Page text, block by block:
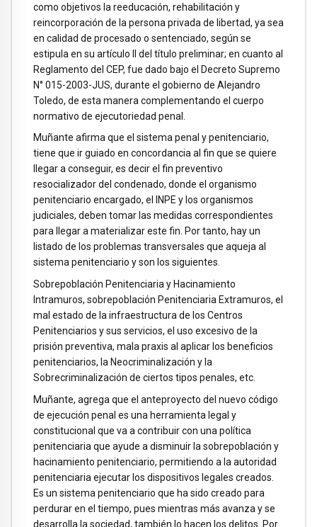
como objetivos la reeducación, rehabilitación y
reincorporación de la persona privada de libertad, ya sea
en calidad de procesado o sentenciado, según se
estipula en su artículo II del título preliminar; en cuanto al
Reglamento del CEP, fue dado bajo el Decreto Supremo
N° 015-2003-JUS, durante el gobierno de Alejandro
Toledo, de esta manera complementando el cuerpo
normativo de ejecutoriedad penal.
Muñante afirma que el sistema penal y penitenciario,
tiene que ir guiado en concordancia al fin que se quiere
llegar a conseguir, es decir el fin preventivo
resocializador del condenado, donde el organismo
penitenciario encargado, el INPE y los organismos
judiciales, deben tomar las medidas correspondientes
para llegar a materializar este fin. Por tanto, hay un
listado de los problemas transversales que aqueja al
sistema penitenciario y son los siguientes.
Sobrepoblación Penitenciaria y Hacinamiento
Intramuros, sobrepoblación Penitenciaria Extramuros, el
mal estado de la infraestructura de los Centros
Penitenciarios y sus servicios, el uso excesivo de la
prisión preventiva, mala praxis al aplicar los beneficios
penitenciarios, la Neocriminalización y la
Sobrecriminalización de ciertos tipos penales, etc.
Muñante, agrega que el anteproyecto del nuevo código
de ejecución penal es una herramienta legal y
constitucional que va a contribuir con una política
penitenciaria que ayude a disminuir la sobrepoblación y
hacinamiento penitenciario, permitiendo a la autoridad
penitenciaria ejecutar los dispositivos legales creados.
Es un sistema penitenciario que ha sido creado para
perdurar en el tiempo, pues mientras más avanza y se
desarrolla la sociedad, también lo hacen los delitos. Por